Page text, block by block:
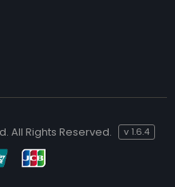
All Rights Reserved. v 1.6.4